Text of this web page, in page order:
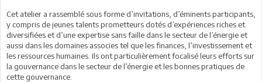
Cet atelier a rassemblé sous forme d’invitations, d’éminents participants,
y compris de jeunes talents prometteurs dotés d’expériences riches et
diversifiées et d’une expertise sans faille dans le secteur de l’énergie et
aussi dans les domaines associes tel que les finances, l’investissement et
les ressources humaines. Ils ont particulièrement focalisé leurs efforts sur
la gouvernance dans le secteur de l’énergie et les bonnes pratiques de
cette gouvernance.